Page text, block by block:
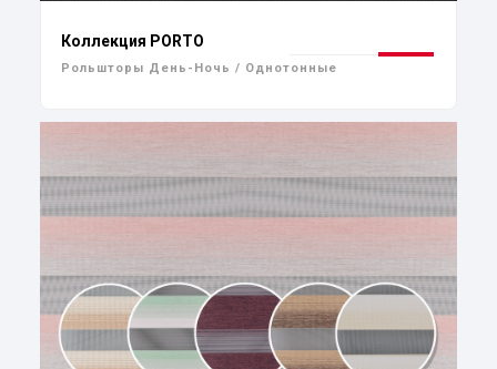
Коллекция PORTO
Рольшторы День-Ночь / Однотонные